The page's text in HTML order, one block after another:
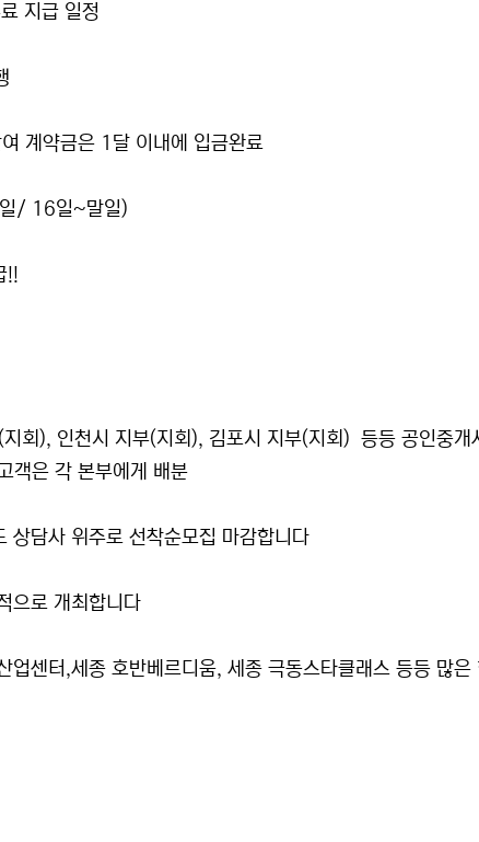
지급 일정
계약금은 1달 이내에 입금완료
/ 16일~말일)
!!
회), 인천시 지부(지회), 김포시 지부(지회) 등등 공인중개
객은 각 본부에게 배분
담사 위주로 선착순모집 마감합니다
으로 개최합니다
센터,세종 호반베르디움, 세종 극동스타클래스 등등 많은